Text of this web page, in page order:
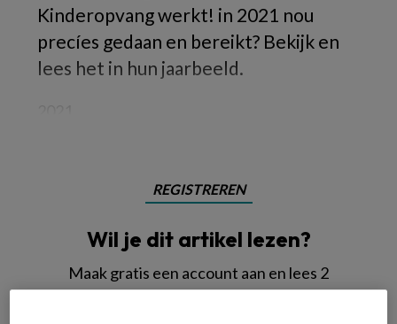
Kinderopvang werkt! in 2021 nou
precíes gedaan en bereikt? Bekijk en
lees het in hun jaarbeeld.
REGISTREREN
Wil je dit artikel lezen?
Maak gratis een account aan en lees 2
artikelen gratis per maand